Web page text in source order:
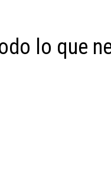
lo que